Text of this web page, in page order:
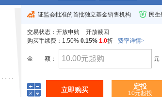
证监会批准的首批独立基金销售机构 民
交易状态： 开放申购
开放赎回
购买手续费：1.50% 0.15% 1.0折 费率详情>
金 额： 元
立即购买 定投
10元起投